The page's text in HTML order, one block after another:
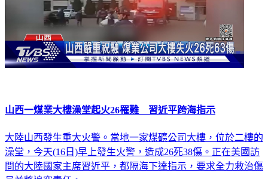
山西一煤業大樓澡堂起火26罹難 習近平跨海指示
大陸山西發生重大火警。當地一家煤礦公司大樓，位於二樓的
澡堂，今天(16日)早上發生火警，造成26死38傷。正在美國訪
問的大陸國家主席習近平，都隔海下達指示，要求全力救治傷